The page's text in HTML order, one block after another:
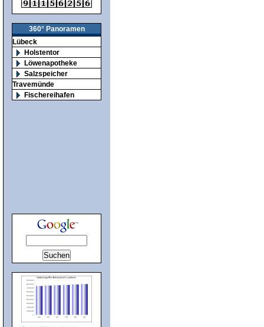
360° Panoramen
Lübeck
Holstentor
Löwenapotheke
Salzspeicher
Travemünde
Fischereihafen